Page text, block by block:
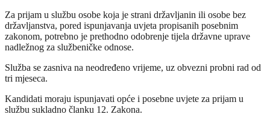
Za prijam u službu osobe koja je strani državljanin ili osobe bez
državljanstva, pored ispunjavanja uvjeta propisanih posebnim
zakonom, potrebno je prethodno odobrenje tijela državne uprave
nadležnog za službeničke odnose.
Služba se zasniva na neodređeno vrijeme, uz obvezni probni rad od
tri mjeseca.
Kandidati moraju ispunjavati opće i posebne uvjete za prijam u
službu sukladno članku 12. Zakona.